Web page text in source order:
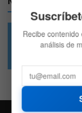
49.6k
Recibe
análisis de